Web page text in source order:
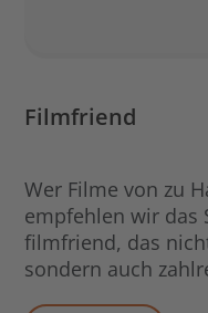
Filmfriend
Wer Filme von zu
empfehlen wir das
filmfriend, das
sondern auch